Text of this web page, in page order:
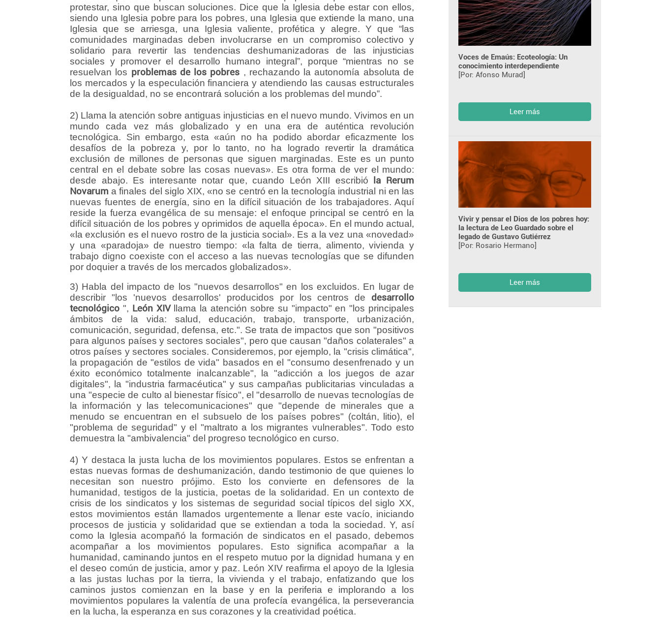
protestar, sino que buscan soluciones. Dice que la Iglesia debe estar con ellos,
siendo una Iglesia pobre para los pobres, una Iglesia que extiende la mano, una
Iglesia que se arriesga, una Iglesia valiente, profética y alegre. Y que “las
comunidades marginadas deben involucrarse en un compromiso colectivo y
solidario para revertir las tendencias deshumanizadoras de las injusticias
sociales y promover el desarrollo humano integral”, porque “mientras no se
resuelvan los problemas de los pobres , rechazando la autonomía absoluta de
los mercados y la especulación financiera y atendiendo las causas estructurales
de la desigualdad, no se encontrará solución a los problemas del mundo”.
2) Llama la atención sobre antiguas injusticias en el nuevo mundo. Vivimos en un
mundo cada vez más globalizado y en una era de auténtica revolución
tecnológica. Sin embargo, esta «aún no ha podido abordar eficazmente los
desafíos de la pobreza y, por lo tanto, no ha logrado revertir la dramática
exclusión de millones de personas que siguen marginadas. Este es un punto
central en el debate sobre las cosas nuevas». Es otra forma de ver el mundo:
desde abajo. Es interesante notar que, cuando León XIII escribió
la Rerum
Novarum a finales del siglo XIX, «no se centró en la tecnología industrial ni en las
nuevas fuentes de energía, sino en la difícil situación de los trabajadores. Aquí
reside la fuerza evangélica de su mensaje: el enfoque principal se centró en la
difícil situación de los pobres y oprimidos de aquella época». En el mundo actual,
«la exclusión es el nuevo rostro de la justicia social». Es a la vez una «novedad»
y una «paradoja» de nuestro tiempo: «la falta de tierra, alimento, vivienda y
trabajo digno coexiste con el acceso a las nuevas tecnologías que se difunden
por doquier a través de los mercados globalizados».
3) Habla del impacto de los "nuevos desarrollos" en los excluidos. En lugar de
describir "los 'nuevos desarrollos' producidos por los centros de desarrollo
tecnológico ", León XIVllama la atención sobre su "impacto" en "los principales
ámbitos de la vida: salud, educación, trabajo, transporte, urbanización,
comunicación, seguridad, defensa, etc.". Se trata de impactos que son "positivos
para algunos países y sectores sociales", pero que causan "daños colaterales" a
otros países y sectores sociales. Consideremos, por ejemplo, la "crisis climática",
la propagación de "estilos de vida" basados en el "consumo desenfrenado y un
éxito económico totalmente inalcanzable", la "adicción a los juegos de azar
digitales", la "industria farmacéutica" y sus campañas publicitarias vinculadas a
una "especie de culto al bienestar físico", el "desarrollo de nuevas tecnologías de
la información y las telecomunicaciones" que "depende de minerales que a
menudo se encuentran en el subsuelo de los países pobres" (coltán, litio), el
"problema de seguridad" y el "maltrato a los migrantes vulnerables". Todo esto
demuestra la "ambivalencia" del progreso tecnológico en curso.
4) Y destaca la justa lucha de los movimientos populares. Estos se enfrentan a
estas nuevas formas de deshumanización, dando testimonio de que quienes lo
necesitan son nuestro prójimo. Esto los convierte en defensores de la
humanidad, testigos de la justicia, poetas de la solidaridad. En un contexto de
crisis de los sindicatos y los sistemas de seguridad social típicos del siglo XX,
estos movimientos están llamados urgentemente a llenar este vacío, iniciando
procesos de justicia y solidaridad que se extiendan a toda la sociedad. Y, así
como la Iglesia acompañó la formación de sindicatos en el pasado, debemos
acompañar a los movimientos populares. Esto significa acompañar a la
humanidad, caminando juntos en el respeto mutuo por la dignidad humana y en
el deseo común de justicia, amor y paz. León XIV reafirma el apoyo de la Iglesia
a las justas luchas por la tierra, la vivienda y el trabajo, enfatizando que los
caminos justos comienzan en la base y en la periferia e implorando a los
movimientos populares la valentía de una profecía evangélica, la perseverancia
en la lucha, la esperanza en sus corazones y la creatividad poética.
Voces de Emaús: Ecoteología: Un
conocimiento interdependiente
[Por: Afonso Murad]
Leer más
Vivir y pensar el Dios de los pobres hoy:
la lectura de Leo Guardado sobre el
legado de Gustavo Gutiérrez
[Por: Rosario Hermano]
Leer más